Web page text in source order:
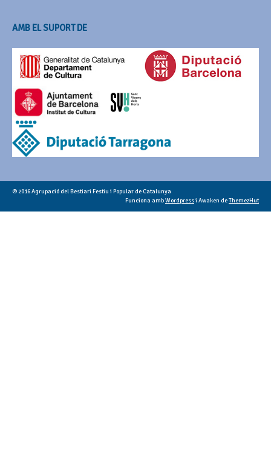
AMB EL SUPORT DE
© 2016 Agrupació del Bestiari Festiu i Popular de Catalunya
Funciona ambWordpressi Awaken deThemezHut